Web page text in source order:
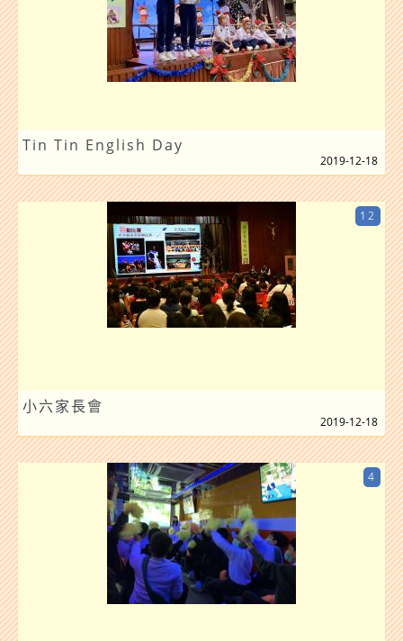
Tin Tin English Day
2019-12-18
小六家長會
12
2019-12-18
4